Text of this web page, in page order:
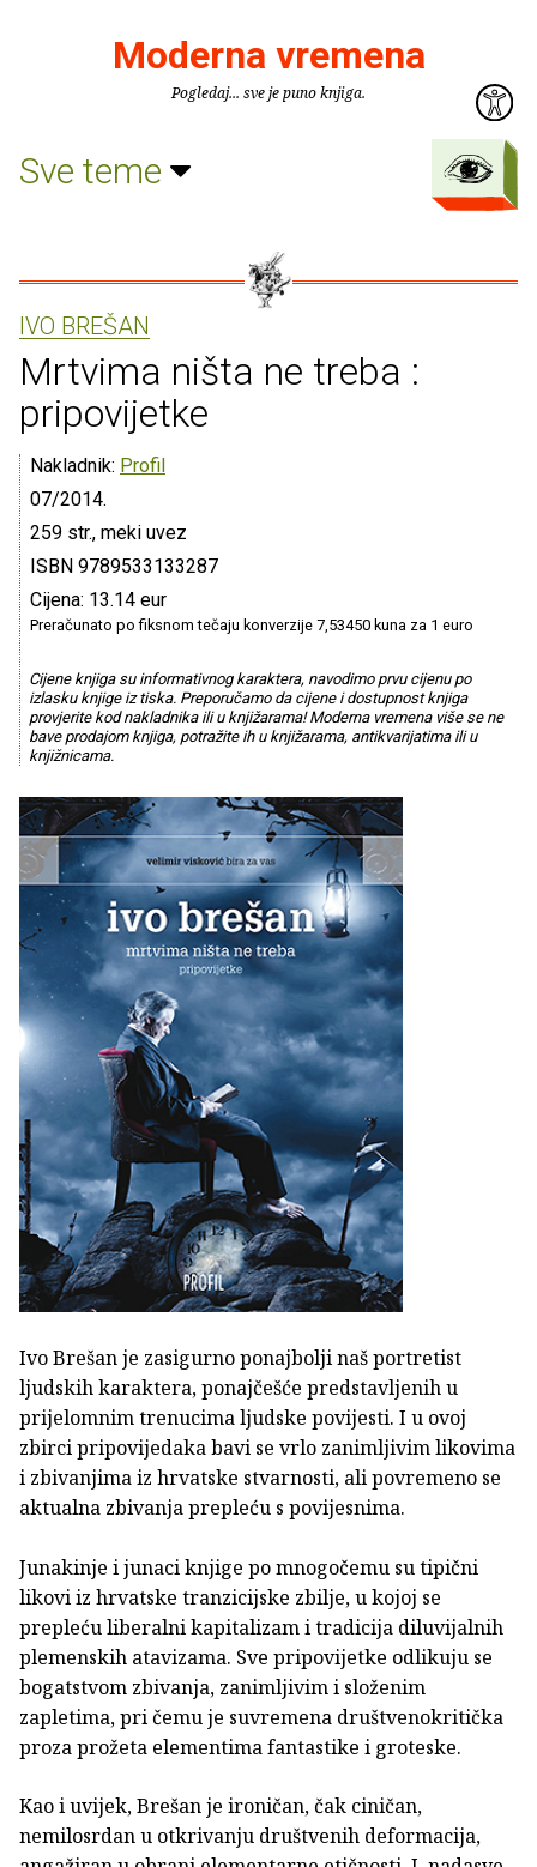
Moderna vremena
Pogledaj... sve je puno knjiga.
Sve teme
IVO BREŠAN
Mrtvima ništa ne treba :
pripovijetke
Nakladnik: Profil
07/2014.
259 str., meki uvez
ISBN 9789533133287
Cijena: 13.14 eur
Preračunato po fiksnom tečaju konverzije 7,53450 kuna za 1 euro
Cijene knjiga su informativnog karaktera, navodimo prvu cijenu po
izlasku knjige iz tiska. Preporučamo da cijene i dostupnost knjiga
provjerite kod nakladnika ili u knjižarama! Moderna vremena više se ne
bave prodajom knjiga, potražite ih u knjižarama, antikvarijatima ili u
knjižnicama.
Ivo Brešan je zasigurno ponajbolji naš portretist
ljudskih karaktera, ponajčešće predstavljenih u
prijelomnim trenucima ljudske povijesti. I u ovoj
zbirci pripovijedaka bavi se vrlo zanimljivim likovima
i zbivanjima iz hrvatske stvarnosti, ali povremeno se
aktualna zbivanja prepleću s povijesnima.
Junakinje i junaci knjige po mnogočemu su tipični
likovi iz hrvatske tranzicijske zbilje, u kojoj se
prepleću liberalni kapitalizam i tradicija diluvijalnih
plemenskih atavizama. Sve pripovijetke odlikuju se
bogatstvom zbivanja, zanimljivim i složenim
zapletima, pri čemu je suvremena društvenokritička
proza prožeta elementima fantastike i groteske.
Kao i uvijek, Brešan je ironičan, čak ciničan,
nemilosrdan u otkrivanju društvenih deformacija,